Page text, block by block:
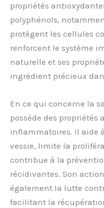
propriétés
polyphénols,
protègent les cellules
renforcent le système
naturelle et ses
ingrédient précieux
En ce qui concerne la
possède des
inflammatoires. Il aide
vessie, limite la
contribue à la
récidivantes. Son
également la lutte
facilitant la